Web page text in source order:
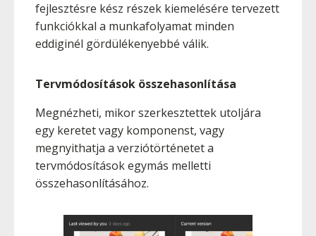
fejlesztésre kész részek kiemelésére tervezett
funkciókkal a munkafolyamat minden
eddiginél gördülékenyebbé válik.
Tervmódosítások összehasonlítása
Megnézheti, mikor szerkesztettek utoljára
egy keretet vagy komponenst, vagy
megnyithatja a verziótörténetet a
tervmódosítások egymás melletti
összehasonlításához.